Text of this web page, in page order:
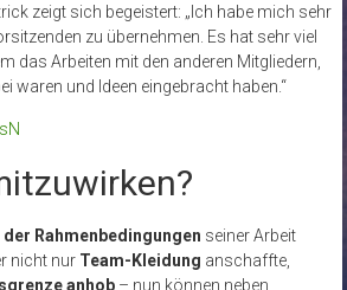
zeigt sich begeistert: „Ich habe mich sehr
zu übernehmen. Es hat sehr viel
das Arbeiten mit den anderen Mitgliedern,
waren und Ideen eingebracht haben.“
Rahmenbedingungen seiner Arbeit
nicht nur Team-Kleidung anschaffte,
anhob– nun können neben